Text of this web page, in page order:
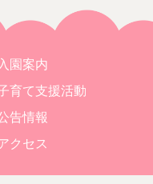
園案内
育て支援活動
告情報
クセス